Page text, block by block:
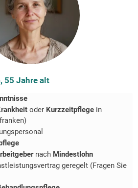
55 Jahre alt
oder Kurzzeitpflege in
nach Mindestlohn
geregelt (Fragen Sie